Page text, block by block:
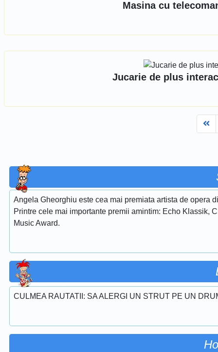
Masina cu
Jucarie de plus
Angela Gheorghiu este cea mai premiata artista de opera
Printre cele mai importante premii amintim: Echo Klassik,
Music Award.
CULMEA RAUTATII: SA ALERGI UN STRUT PE UN